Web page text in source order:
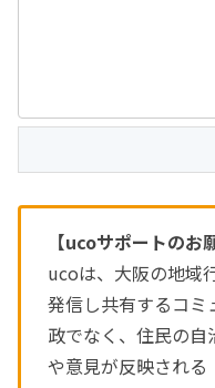
【ucoサポートのお
ucoは、大阪の地域
発信し共有するコミ
政でなく、住民の
や意見が反映され